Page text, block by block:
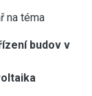
na téma
budov v